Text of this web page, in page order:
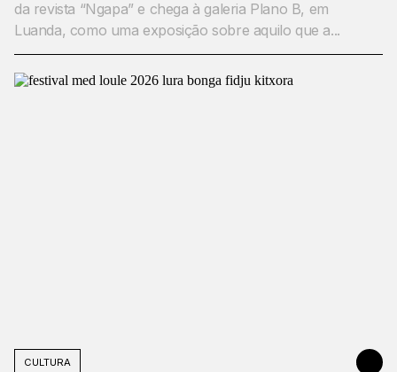
da revista “Ngapa” e chega à galeria Plano B, em
Luanda, como uma exposição sobre aquilo que a...
CULTURA 22 DE